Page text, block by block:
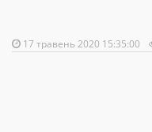
17 травень 2020 15:35:00